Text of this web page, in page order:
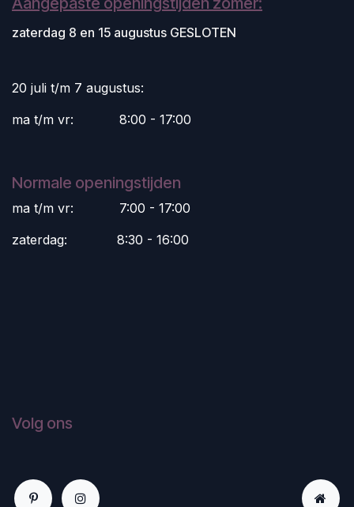
zaterdag 8 en 15 augustus GESLOTEN
20 juli t/m 7 augustus:
ma t/m vr:
​8:00 - 17:00
Normale openingstijden
ma t/m vr:
​7:00 - 17:00
zaterdag:
​8:30 - 16:00
Volg ons